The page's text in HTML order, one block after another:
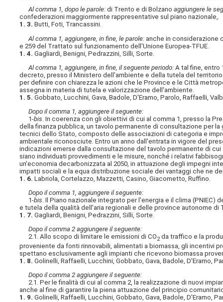
Al comma 1, dopo le parole: di Trento e di Bolzanoaggiungere le
confederazioni maggiormente rappresentative sul piano nazionale,.
1. 3. Butti, Foti, Trancassini.
Al comma 1, aggiungere, in fine, le parole: anche in considerazione
e 259 del Trattato sul funzionamento dell'Unione Europea-TFUE.
1. 4. Gagliardi, Benigni, Pedrazzini, Silli, Sorte.
Al comma 1, aggiungere, in fine, il seguente periodo: A tal fine, entro
decreto, presso il Ministero dell'ambiente e della tutela del
per definire con chiarezza le azioni che le Province e le Città
assegna in materia di tutela e valorizzazione dell'ambiente.
1. 5. Gobbato, Lucchini, Gava, Badole, D'Eramo, Parolo, Raffaelli,
Dopo il comma 1, aggiungere il seguente:
1-bis. In coerenza con gli obiettivi di cui al comma 1, presso la
della finanza pubblica, un tavolo permanente di consultazione per
tecnici dello Stato, composto delle associazioni di categoria e
ambientale riconosciute. Entro un anno dall'entrata in vigore del
indicazioni emerse dalla consultazione del tavolo permanente di
siano individuati provvedimenti e le misure, nonché i relativi
un'economia decarbonizzata al 2050, in attuazione degli impegni
impatti sociali e la equa distribuzione sociale dei vantaggi che ne
1. 6. Labriola, Cortelazzo, Mazzetti, Casino, Giacometto, Ruffino.
Dopo il comma 1, aggiungere il seguente:
1-bis. Il Piano nazionale integrato per l'energia e il clima
e tutela della qualità dell'aria regionali e delle province autonome
1. 7. Gagliardi, Benigni, Pedrazzini, Silli, Sorte.
Dopo il comma 2 aggiungere il seguente:
2.1. Allo scopo di limitare le emissioni di CO2 da traffico e la
proveniente da fonti rinnovabili, alimentati a biomassa, gli incentivi
spettano esclusivamente agli impianti che ricevono biomassa
1. 8. Golinelli, Raffaelli, Lucchini, Gobbato, Gava, Badole, D'Eramo,
Dopo il comma 2 aggiungere il seguente:
2.1. Per le finalità di cui al comma 2, la realizzazione di nuovi
anche al fine di garantire la piena attuazione del principio
1. 9. Golinelli, Raffaelli, Lucchini, Gobbato, Gava, Badole, D'Eramo,